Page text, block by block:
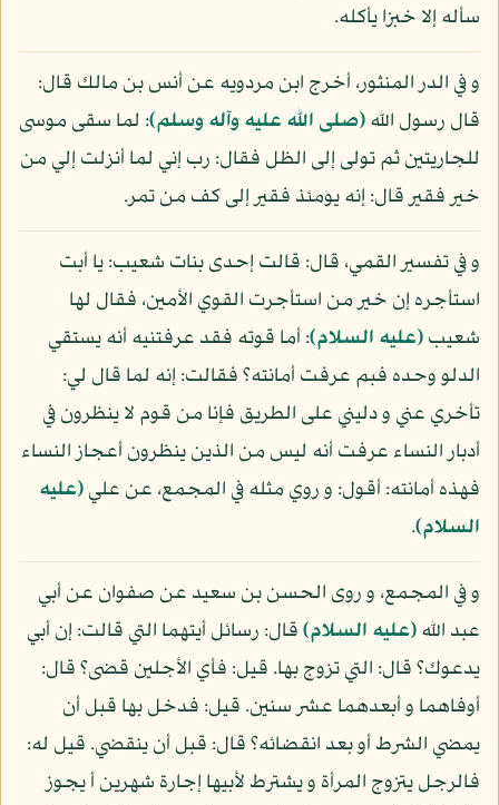
سأله إلا خبزا يأكله.
و في الدر المنثور، أخرج ابن مردويه عن أنس بن مالك قال:
قال رسول الله(صلى الله عليه وآله وسلم): لما سقى موسى
للجاريتين ثم تولى إلى الظل فقال: رب إني لما أنزلت إلي من
خير فقير قال: إنه يومئذ فقير إلى كف من تمر.
و في تفسير القمي، قال: قالت إحدى بنات شعيب: يا أبت
استأجره إن خير من استأجرت القوي الأمين، فقال لها
شعيب(عليه السلام): أما قوته فقد عرفتنيه أنه يستقي
الدلو وحده فبم عرفت أمانته؟ فقالت: إنه لما قال لي:
تأخري عني و دليني على الطريق فإنا من قوم لا ينظرون في
أدبار النساء عرفت أنه ليس من الذين ينظرون أعجاز النساء
فهذه أمانته: أقول: و روي مثله في المجمع، عن علي(عليه
السلام).
و في المجمع، و روى الحسن بن سعيد عن صفوان عن أبي
عبد الله(عليه السلام)قال: رسائل أيتهما التي قالت: إن أبي
يدعوك؟ قال: التي تزوج بها. قيل: فأي الأجلين قضى؟ قال:
أوفاهما و أبعدهما عشر سنين. قيل: فدخل بها قبل أن
يمضي الشرط أو بعد انقضائه؟ قال: قبل أن ينقضي. قيل له:
فالرجل يتزوج المرأة و يشترط لأبيها إجارة شهرين أ يجوز